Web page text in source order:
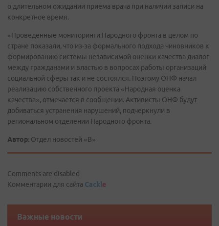
о длительном ожидании приема врача при наличии записи на
конкретное время.
«Проведенные мониторинги Народного фронта в целом по
стране показали, что из-за формального подхода чиновников к
формированию системы независимой оценки качества диалог
между гражданами и властью в вопросах работы организаций
социальной сферы так и не состоялся. Поэтому ОНФ начал
реализацию собственного проекта «Народная оценка
качества», отмечается в сообщении. Активисты ОНФ будут
добиваться устранения нарушений, подчеркнули в
региональном отделении Народного фронта.
Автор: Отдел новостей «В»
Comments are disabled
Комментарии для сайта Cackle
Важные новости